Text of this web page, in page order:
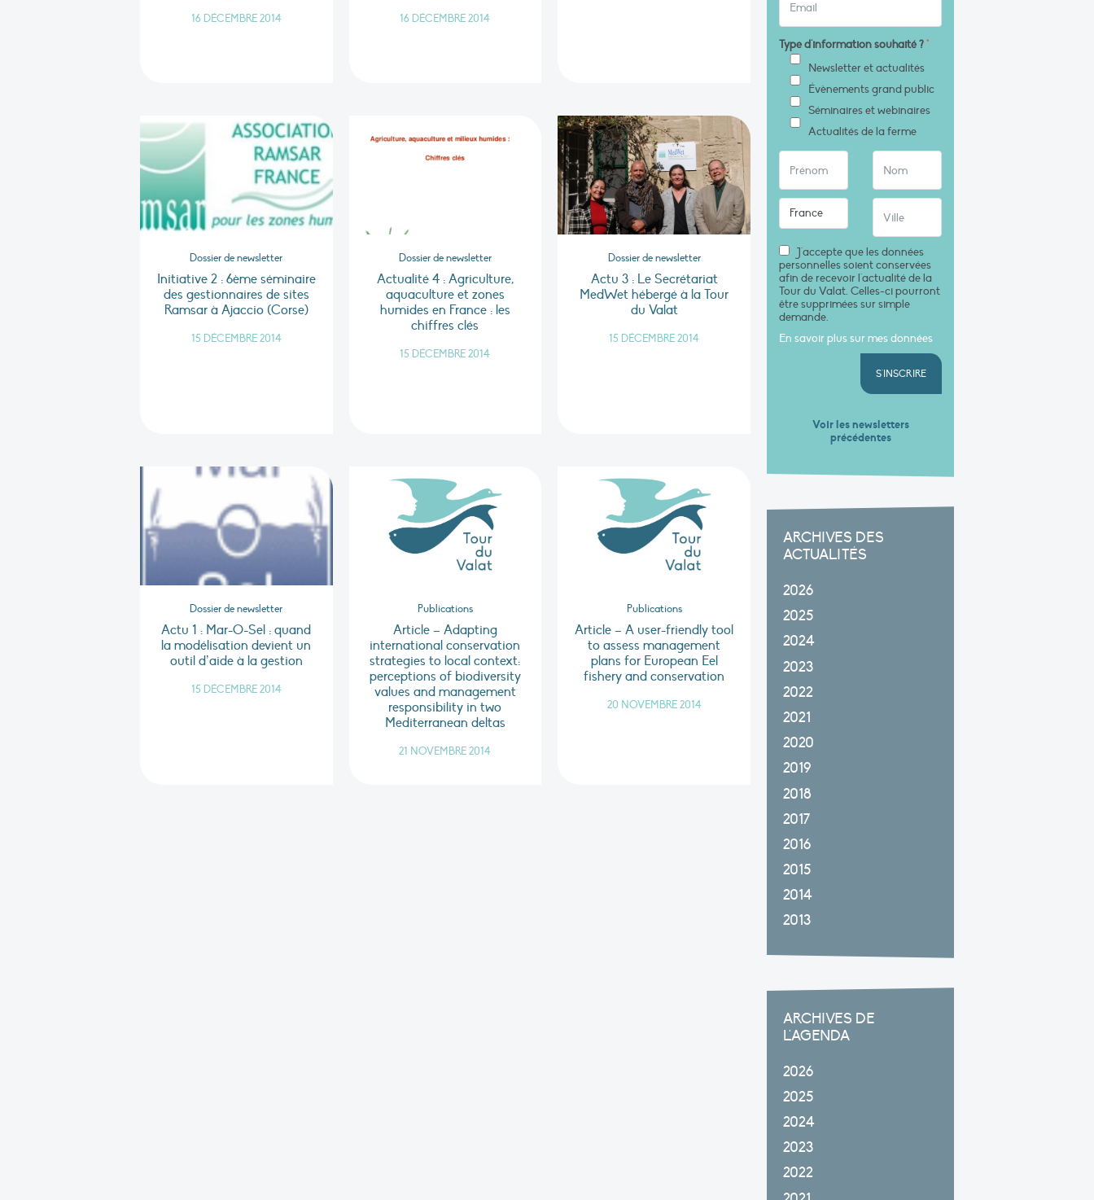
16 DÉCEMBRE 2014 16 DÉCEMBRE 2014
Dossier de newsletter
Initiative 2 : 6ème séminaire
des gestionnaires de sites
Ramsar à Ajaccio (Corse)
15 DÉCEMBRE 2014
Dossier de newsletter
Actualité 4 : Agriculture,
aquaculture et zones
humides en France : les
chiffres clés
15 DÉCEMBRE 2014
Dossier de newsletter
Actu 3 : Le Secrétariat
MedWet hébergé à la Tour
du Valat
15 DÉCEMBRE 2014
Dossier de newsletter
Actu 1 : Mar-O-Sel : quand
la modélisation devient un
outil d’aide à la gestion
15 DÉCEMBRE 2014
Publications
Article – Adapting
international conservation
strategies to local context:
perceptions of biodiversity
values and management
responsibility in two
Mediterranean deltas
21 NOVEMBRE 2014
Publications
Article – A user-friendly tool
to assess management
plans for European Eel
fishery and conservation
20 NOVEMBRE 2014
Type d'information souhaité ?*
Newsletter et actualités
Évènements grand public
Séminaires et webinaires
Actualités de la ferme
J'accepte que les données
personnelles soient conservées
afin de recevoir l'actualité de la
Tour du Valat. Celles-ci pourront
être supprimées sur simple
demande.
En savoir plus sur mes données
S'INSCRIRE
Voir les newsletters
précédentes
ARCHIVES DES
ACTUALITÉS
2026
2025
2024
2023
2022
2021
2020
2019
2018
2017
2016
2015
2014
2013
ARCHIVES DE
L'AGENDA
2026
2025
2024
2023
2022